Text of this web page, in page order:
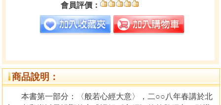
會員評價：
商品說明：
本書第一部分：〈般若心經大意〉，二○○八年春講於北